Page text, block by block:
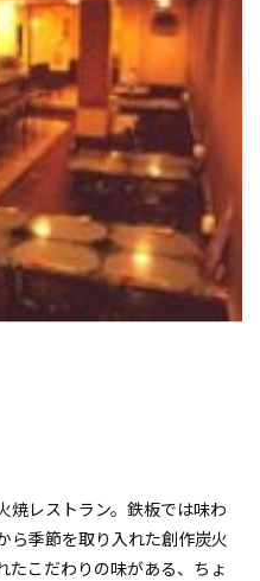
焼レストラン。鉄板では味わ
ら季節を取り入れた創作炭火
たこだわりの味がある、ちょ